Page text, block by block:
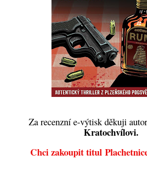
Za recenzní e-výtisk děkuji
Kratochvílovi.
Chci zakoupit titul